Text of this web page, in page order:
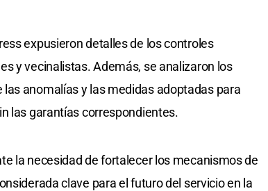
expusieron detalles de los controles
y vecinalistas. Además, se analizaron los
anomalías y las medidas adoptadas para
las garantías correspondientes.
la necesidad de fortalecer los mecanismos de
clave para el futuro del servicio en la